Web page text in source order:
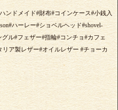
ンドメイド#財布#コインケース#小銭入
ハーレー#ショベルヘッド#shovel-
ル#フェザー#指輪#コンチョ#カフェ
ア製レザー#オイルレザー #チョーカ